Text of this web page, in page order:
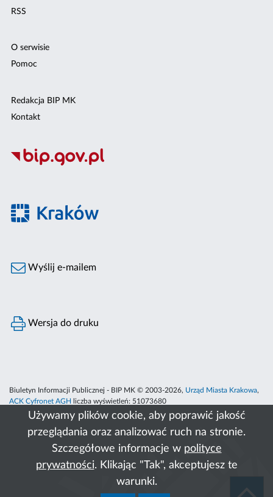
Używamy plików cookie, aby poprawić jakość
przeglądania oraz analizować ruch na stronie.
Szczegółowe informacje w polityce
prywatności. Klikając "Tak", akceptujesz te
warunki.
RSS
O serwisie
Pomoc
Redakcja BIP MK
Kontakt
Wyślij e-mailem
Wersja do druku
Biuletyn Informacji Publicznej - BIP MK © 2003-2026, Urząd Miasta Krakowa,
ACK Cyfronet AGH
liczba wyświetleń: 51073680